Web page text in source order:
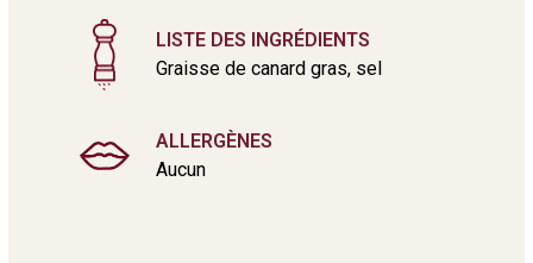
LISTE DES INGRÉDIENTS
Graisse de canard gras, sel
ALLERGÈNES
Aucun